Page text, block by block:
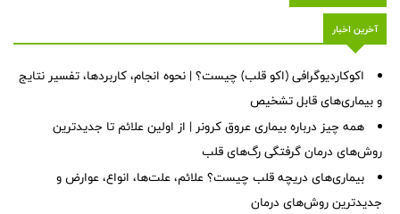
آخرین اخبار
اکوکاردیوگرافی (اکو قلب) چیست؟ | نحوه انجام، کاربردها، تفسیر نتایج
و بیماری‌های قابل تشخیص
همه چیز درباره بیماری عروق کرونر | از اولین علائم تا جدیدترین
روش‌های درمان گرفتگی رگ‌های قلب
بیماری‌های دریچه قلب چیست؟ علائم، علت‌ها، انواع، عوارض و
جدیدترین روش‌های درمان